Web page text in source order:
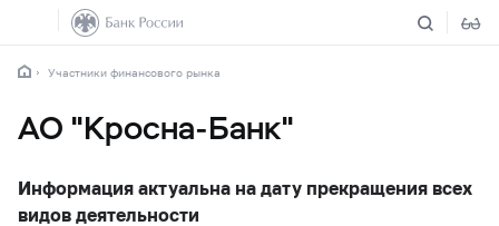
Участники финансового рынка
АО "Кросна-Банк"
Информация актуальна на дату прекращения всех
видов деятельности